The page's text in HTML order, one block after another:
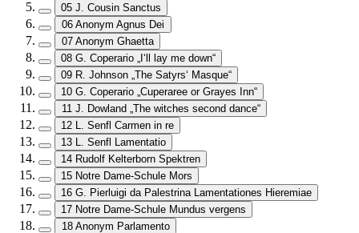
05 J. Cousin Sanctus
06 Anonym Agnus Dei
07 Anonym Ghaetta
08 G. Coperario „I‘ll lay me down“
09 R. Johnson „The Satyrs‘ Masque“
10 G. Coperario „Cuperaree or Grayes Inn“
11 J. Dowland „The witches second dance“
12 L. Senfl Carmen in re
13 L. Senfl Lamentatio
14 Rudolf Kelterborn Spektren
15 Notre Dame-Schule Mors
16 G. Pierluigi da Palestrina Lamentationes Hieremiae
17 Notre Dame-Schule Mundus vergens
18 Anonym Parlamento